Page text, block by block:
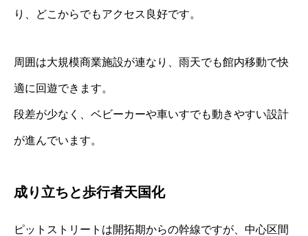
り、どこからでもアクセス良好です。
周囲は大規模商業施設が連なり、雨天でも館内移動で快
適に回遊できます。
段差が少なく、ベビーカーや車いすでも動きやすい設計
が進んでいます。
成り立ちと歩行者天国化
ピットストリートは開拓期からの幹線ですが、中心区間